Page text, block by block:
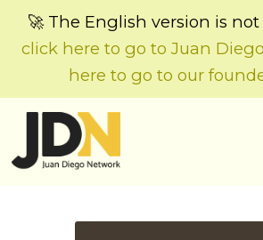
🚀 The English version is
click here to go to Juan
here to go to our